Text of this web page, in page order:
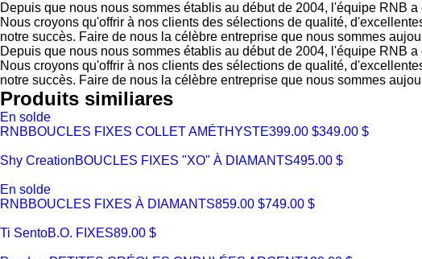
Depuis que nous nous sommes établis au début de 2004, l'équipe RNB
Nous croyons qu'offrir à nos clients des sélections de qualité,
notre succès. Faire de nous la célèbre entreprise que nous sommes
Depuis que nous nous sommes établis au début de 2004, l'équipe RNB
Nous croyons qu'offrir à nos clients des sélections de qualité,
notre succès. Faire de nous la célèbre entreprise que nous sommes
Produits similiares
En solde
RNBBOUCLES FIXES COLLET AMÉTHYSTE399.00 $349.00 $
Shy CreationBOUCLES FIXES "XO" À DIAMANTS495.00 $
En solde
RNBBOUCLES FIXES À DIAMANTS859.00 $749.00 $
Ti SentoB.O. FIXES89.00 $